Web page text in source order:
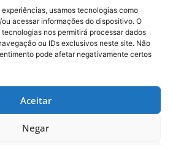
usamos tecnologias como
acessar informações do dispositivo. O
nos permitirá processar dados
ou IDs exclusivos neste site. Não
pode afetar negativamente certos
Aceitar
Negar
ESSA NOTÍCIA
NOTÍCIAS